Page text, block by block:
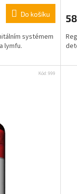
Do košíku
systémem
lymfu.
Kód:999